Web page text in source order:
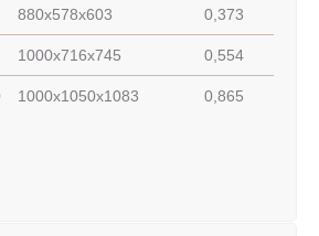
880x578x603 0,373
1000x716x745 0,554
1000x1050x1083 0,865